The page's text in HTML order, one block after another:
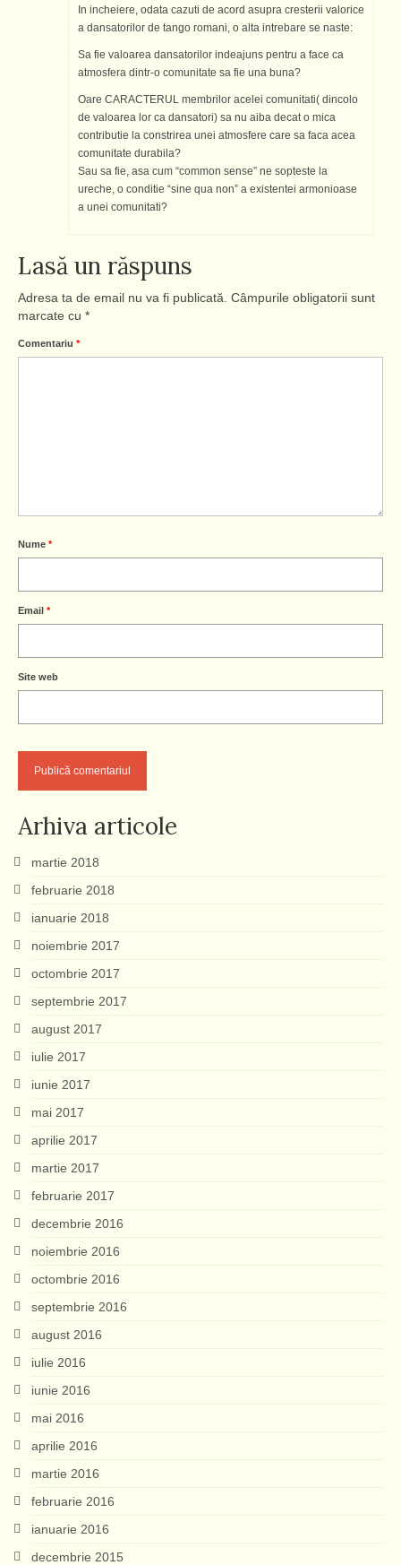
In incheiere, odata cazuti de acord asupra cresterii valorice
a dansatorilor de tango romani, o alta intrebare se naste:
Sa fie valoarea dansatorilor indeajuns pentru a face ca
atmosfera dintr-o comunitate sa fie una buna?
Oare CARACTERUL membrilor acelei comunitati( dincolo
de valoarea lor ca dansatori) sa nu aiba decat o mica
contributie la constrirea unei atmosfere care sa faca acea
comunitate durabila?
Sau sa fie, asa cum “common sense” ne sopteste la
ureche, o conditie “sine qua non” a existentei armonioase
a unei comunitati?
Lasă un răspuns
Adresa ta de email nu va fi publicată. Câmpurile obligatorii sunt
marcate cu *
Comentariu *
Nume *
Email *
Site web
Arhiva articole
martie 2018
februarie 2018
ianuarie 2018
noiembrie 2017
octombrie 2017
septembrie 2017
august 2017
iulie 2017
iunie 2017
mai 2017
aprilie 2017
martie 2017
februarie 2017
decembrie 2016
noiembrie 2016
octombrie 2016
septembrie 2016
august 2016
iulie 2016
iunie 2016
mai 2016
aprilie 2016
martie 2016
februarie 2016
ianuarie 2016
decembrie 2015